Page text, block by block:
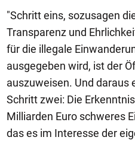
"Schritt eins, sozusagen
Transparenz und
für die illegale
ausgegeben wird, ist der
auszuweisen. Und daraus
Schritt zwei: Die
Milliarden Euro schweres
das es im Interesse der